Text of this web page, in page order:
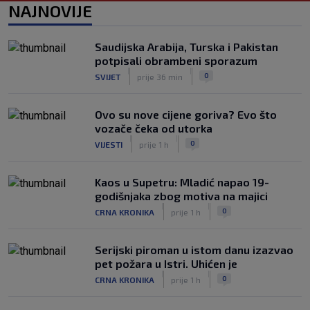
otvaranju Ramljakova turnira
SK
|
prije 4 h
Trener Žalgirisa ne odustaje: ‘Vidi se
iznenaditi na Poljudu’
SK
|
prije 4 h
NAJNOVIJE
Saudijska Arabija, Turska i Pakistan
potpisali obrambeni sporazum
SVIJET prije 36 min 0
Ovo su nove cijene goriva? Evo što
vozače čeka od utorka
VIJESTI prije 1 h 0
Kaos u Supetru: Mladić napao 19-
godišnjaka zbog motiva na majici
CRNA KRONIKA prije 1 h 0
Serijski piroman u istom danu izazvao
pet požara u Istri. Uhićen je
CRNA KRONIKA prije 1 h 0